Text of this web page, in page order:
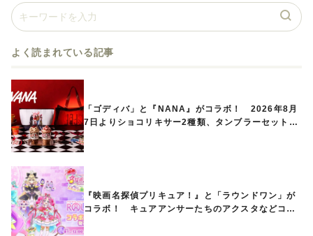
よく読まれている記事
「ゴディバ」と『NANA』がコラボ！ 2026年8月
7日よりショコリキサー2種類、タンブラーセットな
『映画名探偵プリキュア！』と「ラウンドワン」が
コラボ！ キュアアンサーたちのアクスタなどコラ